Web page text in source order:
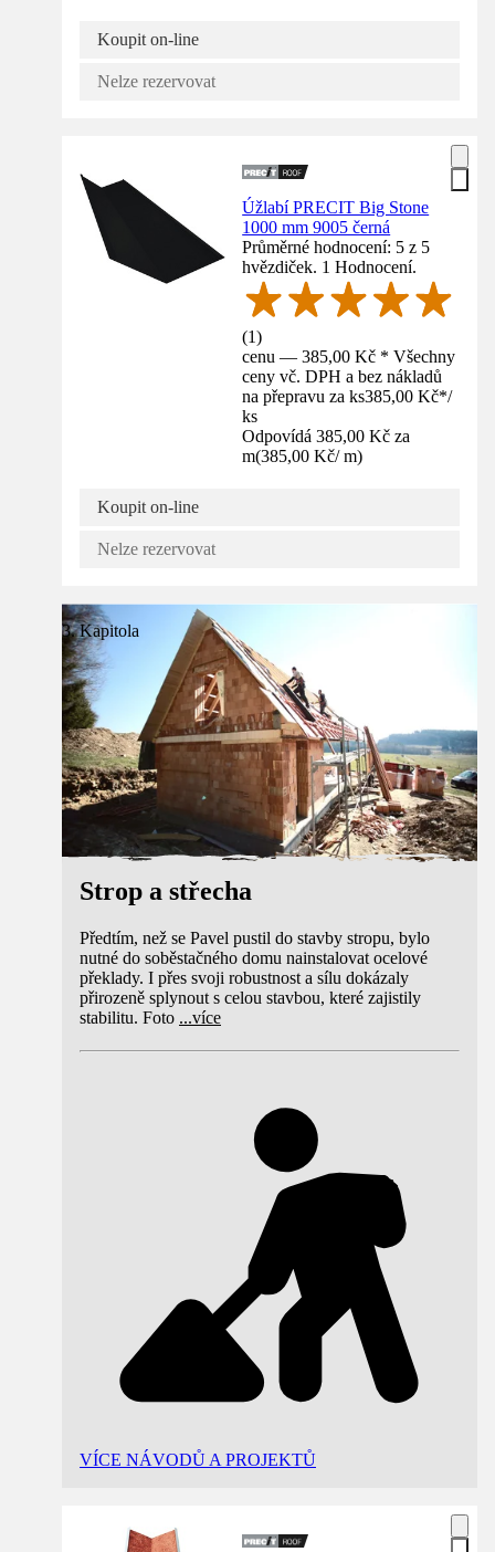
Koupit on-line
Nelze rezervovat
Úžlabí PRECIT Big Stone
1000 mm 9005 černá
Průměrné hodnocení: 5 z 5
hvězdiček. 1 Hodnocení.
(1)
cenu — 385,00 Kč * Všechny
ceny vč. DPH a bez nákladů
na přepravu za ks385,00 Kč*/
ks
Odpovídá 385,00 Kč za
m(385,00 Kč/ m)
Koupit on-line
Nelze rezervovat
3. Kapitola
Strop a střecha
Předtím, než se Pavel pustil do stavby stropu, bylo
nutné do soběstačného domu nainstalovat ocelové
překlady. I přes svoji robustnost a sílu dokázaly
přirozeně splynout s celou stavbou, které zajistily
stabilitu. Foto ...více
VÍCE NÁVODŮ A PROJEKTŮ